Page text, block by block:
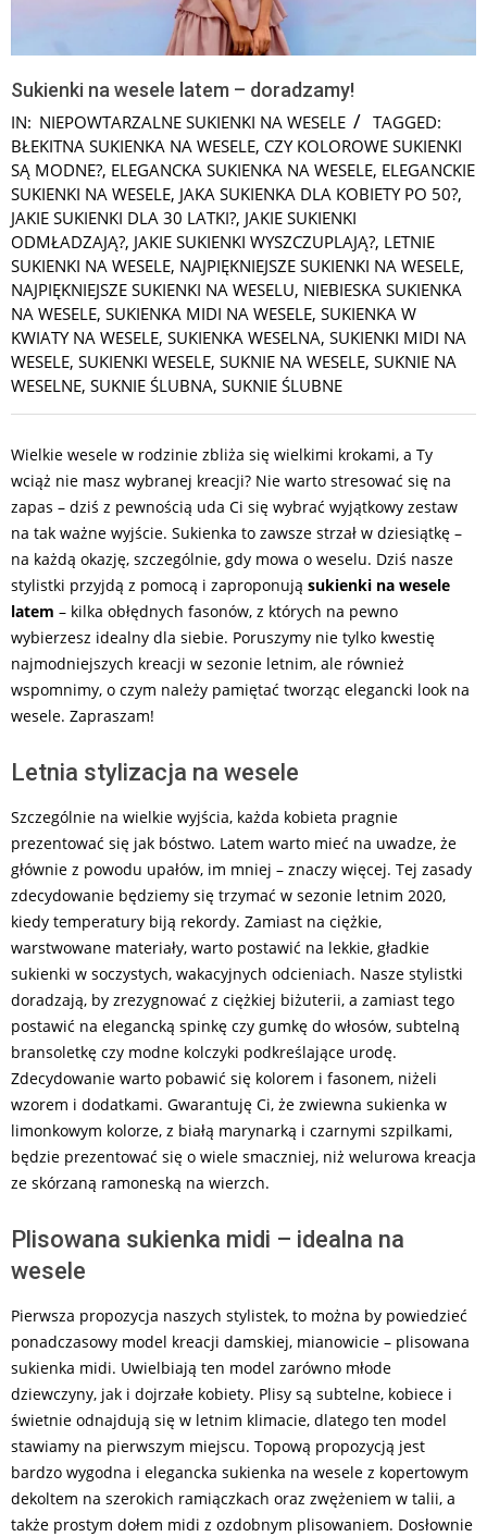
Sukienki na wesele latem – doradzamy!
IN: NIEPOWTARZALNE SUKIENKI NA WESELE
TAGGED:
BŁEKITNA SUKIENKA NA WESELE, CZY KOLOROWE SUKIENKI
SĄ MODNE?, ELEGANCKA SUKIENKA NA WESELE, ELEGANCKIE
SUKIENKI NA WESELE, JAKA SUKIENKA DLA KOBIETY PO 50?,
JAKIE SUKIENKI DLA 30 LATKI?, JAKIE SUKIENKI
ODMŁADZAJĄ?, JAKIE SUKIENKI WYSZCZUPLAJĄ?, LETNIE
SUKIENKI NA WESELE, NAJPIĘKNIEJSZE SUKIENKI NA WESELE,
NAJPIĘKNIEJSZE SUKIENKI NA WESELU, NIEBIESKA SUKIENKA
NA WESELE, SUKIENKA MIDI NA WESELE, SUKIENKA W
KWIATY NA WESELE, SUKIENKA WESELNA, SUKIENKI MIDI NA
WESELE, SUKIENKI WESELE, SUKNIE NA WESELE, SUKNIE NA
WESELNE, SUKNIE ŚLUBNA, SUKNIE ŚLUBNE
Wielkie wesele w rodzinie zbliża się wielkimi krokami, a Ty
wciąż nie masz wybranej kreacji? Nie warto stresować się na
zapas – dziś z pewnością uda Ci się wybrać wyjątkowy zestaw
na tak ważne wyjście. Sukienka to zawsze strzał w dziesiątkę –
na każdą okazję, szczególnie, gdy mowa o weselu. Dziś nasze
stylistki przyjdą z pomocą i zaproponują sukienki na wesele
latem – kilka obłędnych fasonów, z których na pewno
wybierzesz idealny dla siebie. Poruszymy nie tylko kwestię
najmodniejszych kreacji w sezonie letnim, ale również
wspomnimy, o czym należy pamiętać tworząc elegancki look na
wesele. Zapraszam!
Letnia stylizacja na wesele
Szczególnie na wielkie wyjścia, każda kobieta pragnie
prezentować się jak bóstwo. Latem warto mieć na uwadze, że
głównie z powodu upałów, im mniej – znaczy więcej. Tej zasady
zdecydowanie będziemy się trzymać w sezonie letnim 2020,
kiedy temperatury biją rekordy. Zamiast na ciężkie,
warstwowane materiały, warto postawić na lekkie, gładkie
sukienki w soczystych, wakacyjnych odcieniach. Nasze stylistki
doradzają, by zrezygnować z ciężkiej biżuterii, a zamiast tego
postawić na elegancką spinkę czy gumkę do włosów, subtelną
bransoletkę czy modne kolczyki podkreślające urodę.
Zdecydowanie warto pobawić się kolorem i fasonem, niżeli
wzorem i dodatkami. Gwarantuję Ci, że zwiewna sukienka w
limonkowym kolorze, z białą marynarką i czarnymi szpilkami,
będzie prezentować się o wiele smaczniej, niż welurowa kreacja
ze skórzaną ramoneską na wierzch.
Plisowana sukienka midi – idealna na
wesele
Pierwsza propozycja naszych stylistek, to można by powiedzieć
ponadczasowy model kreacji damskiej, mianowicie – plisowana
sukienka midi. Uwielbiają ten model zarówno młode
dziewczyny, jak i dojrzałe kobiety. Plisy są subtelne, kobiece i
świetnie odnajdują się w letnim klimacie, dlatego ten model
stawiamy na pierwszym miejscu. Topową propozycją jest
bardzo wygodna i elegancka sukienka na wesele z kopertowym
dekoltem na szerokich ramiączkach oraz zwężeniem w talii, a
także prostym dołem midi z ozdobnym plisowaniem. Dosłownie